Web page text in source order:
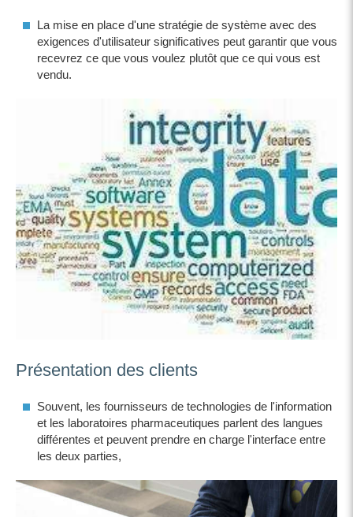
La mise en place d'une stratégie de système avec des
exigences d'utilisateur significatives peut garantir que vous
recevrez ce que vous voulez plutôt que ce qui vous est
vendu.
Présentation des clients
Souvent, les fournisseurs de technologies de l'information
et les laboratoires pharmaceutiques parlent des langues
différentes et peuvent prendre en charge l'interface entre
les deux parties,